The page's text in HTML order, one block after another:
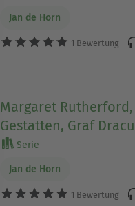
Jan de Horn
1 Bewertung
Margaret Rutherford,
Gestatten, Graf
Serie
Jan de Horn
1 Bewertung